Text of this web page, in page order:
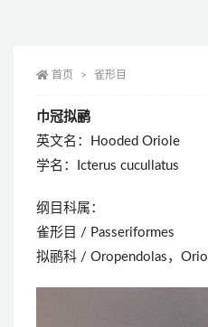
首页 雀形目
巾冠拟鹂
英文名：Hooded Oriole
学名：Icterus cucullatus
纲目科属：
雀形目 / Passeriformes
拟鹂科 / Oropendolas，